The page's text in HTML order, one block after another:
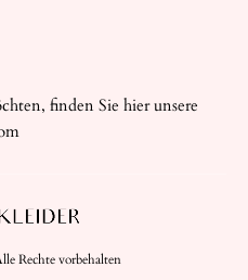
finden Sie hier unsere
Rechte vorbehalten